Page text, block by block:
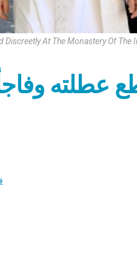
Discreetly At The Monastery Of
قطع عطلته